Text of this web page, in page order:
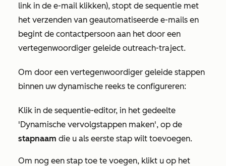
link in de e-mail klikken), stopt de sequentie met
het verzenden van geautomatiseerde e-mails en
begint de contactpersoon aan het door een
vertegenwoordiger geleide outreach-traject.
Om door een vertegenwoordiger geleide stappen
binnen uw dynamische reeks te configureren:
Klik in de sequentie-editor, in het gedeelte
'Dynamische vervolgstappen maken', op de
stapnaam die u als eerste stap wilt toevoegen.
Om nog een stap toe te voegen, klikt u op het